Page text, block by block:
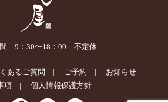
9：30〜18：00 不定休
あるご質問 ご予約
お知らせ
項
個人情報保護方針